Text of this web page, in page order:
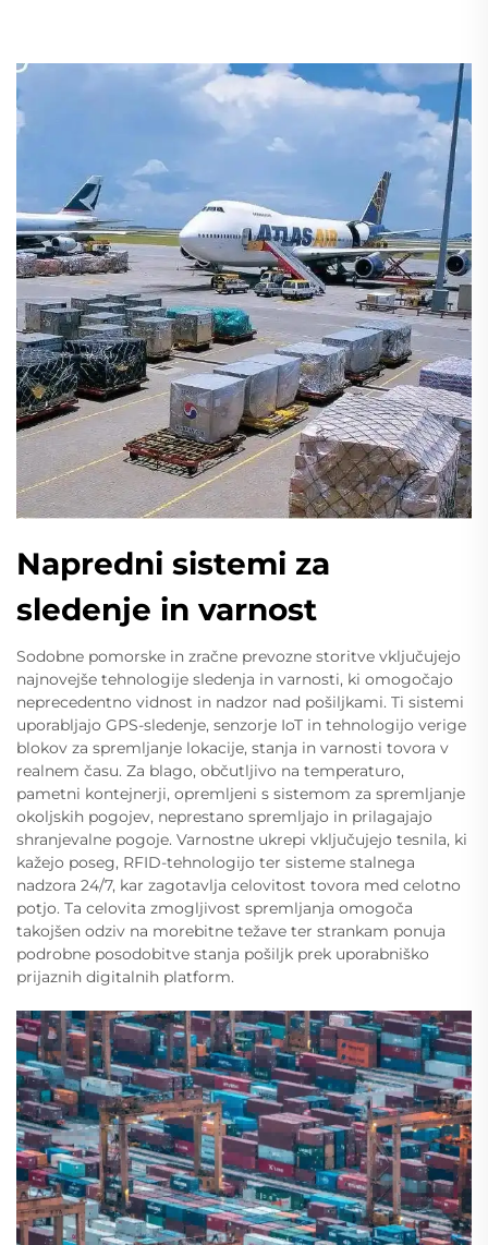
Napredni sistemi za
sledenje in varnost
Sodobne pomorske in zračne prevozne storitve vključujejo
najnovejše tehnologije sledenja in varnosti, ki omogočajo
neprecedentno vidnost in nadzor nad pošiljkami. Ti sistemi
uporabljajo GPS-sledenje, senzorje IoT in tehnologijo verige
blokov za spremljanje lokacije, stanja in varnosti tovora v
realnem času. Za blago, občutljivo na temperaturo,
pametni kontejnerji, opremljeni s sistemom za spremljanje
okoljskih pogojev, neprestano spremljajo in prilagajajo
shranjevalne pogoje. Varnostne ukrepi vključujejo tesnila, ki
kažejo poseg, RFID-tehnologijo ter sisteme stalnega
nadzora 24/7, kar zagotavlja celovitost tovora med celotno
potjo. Ta celovita zmogljivost spremljanja omogoča
takojšen odziv na morebitne težave ter strankam ponuja
podrobne posodobitve stanja pošiljk prek uporabniško
prijaznih digitalnih platform.